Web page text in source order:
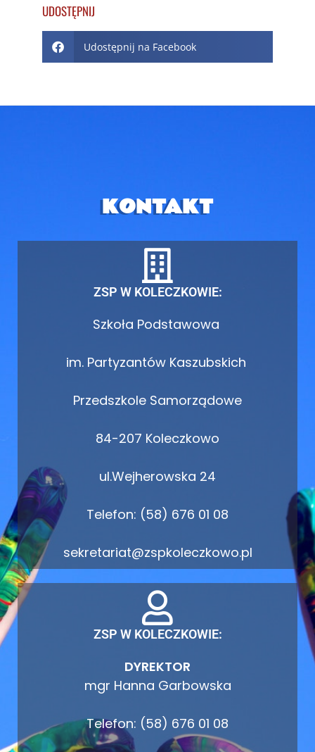
UDOSTĘPNIJ
Udostępnij na Facebook
KONTAKT
ZSP W KOLECZKOWIE:
Szkoła Podstawowa
im. Partyzantów Kaszubskich
Przedszkole Samorządowe
84-207 Koleczkowo
ul.Wejherowska 24
Telefon: (58) 676 01 08
sekretariat@zspkoleczkowo.pl
ZSP W KOLECZKOWIE:
DYREKTOR
mgr Hanna Garbowska
Telefon: (58) 676 01 08